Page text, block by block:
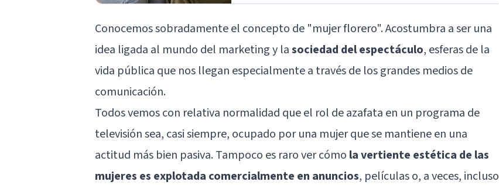
Conocemos sobradamente el concepto de "mujer florero". Acostumbra a ser una
idea ligada al mundo del marketingy lasociedad del espectáculo, esferas de la
vida pública que nos llegan especialmente a través de los grandes medios de
comunicación.
Todos vemos con relativa normalidad que el rol de azafata en un programa de
televisión sea, casi siempre, ocupado por una mujer que se mantiene en una
actitud más bien pasiva. Tampoco es raro ver cómo la vertiente estética de las
mujeres es explotada comercialmente en anuncios, películas o, a veces, incluso